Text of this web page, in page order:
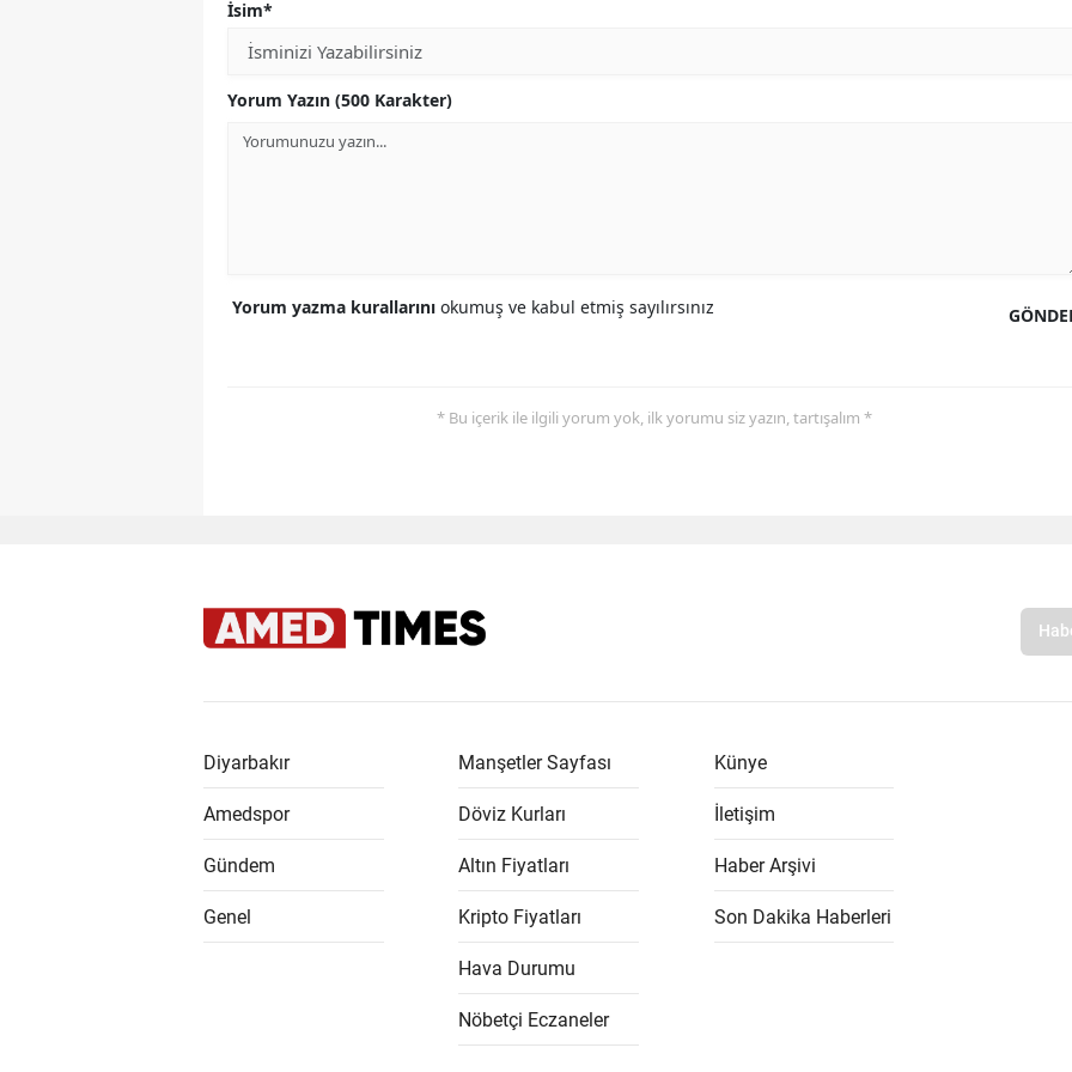
İsim*
Yorum Yazın (500 Karakter)
Yorum yazma kurallarını okumuş ve kabul etmiş sayılırsınız
* Bu içerik ile ilgili yorum yok, ilk yorumu siz yazın, tartışalım *
Diyarbakır
Amedspor
Gündem
Genel
Manşetler Sayfası
Döviz Kurları
Altın Fiyatları
Kripto Fiyatları
Hava Durumu
Nöbetçi Eczaneler
Künye
İletişim
Haber Arşivi
Son Dakika Haberleri